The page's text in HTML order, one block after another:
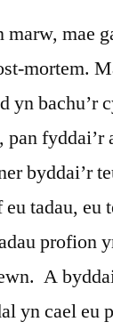
marw, mae
mortem.
yn bachu’r
fyddai’r
byddai’r
tadau, eu
profion
A
yn cael eu